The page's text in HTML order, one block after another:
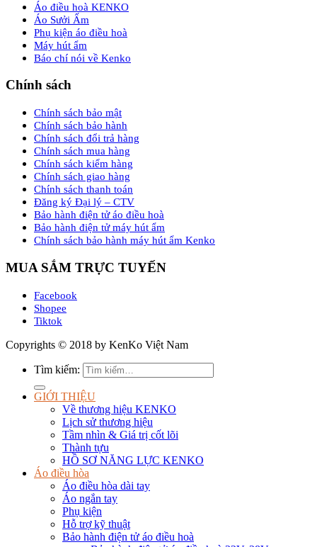
Áo điều hoà KENKO
Áo Sưởi Ấm
Phụ kiện áo điều hoà
Máy hút ẩm
Báo chí nói về Kenko
Chính sách
Chính sách bảo mật
Chính sách bảo hành
Chính sách đổi trả hàng
Chính sách mua hàng
Chính sách kiểm hàng
Chính sách giao hàng
Chính sách thanh toán
Đăng ký Đại lý – CTV
Bảo hành điện tử áo điều hoà
Bảo hành điện tử máy hút ẩm
Chính sách bảo hành máy hút ẩm Kenko
MUA SẮM TRỰC TUYẾN
Facebook
Shopee
Tiktok
Copyrights © 2018 by KenKo Việt Nam
Tìm kiếm:
GIỚI THIỆU
Về thương hiệu KENKO
Lịch sử thương hiệu
Tầm nhìn & Giá trị cốt lõi
Thành tựu
HỒ SƠ NĂNG LỰC KENKO
Áo điều hòa
Áo điều hòa dài tay
Áo ngắn tay
Phụ kiện
Hỗ trợ kỹ thuật
Bảo hành điện tử áo điều hoà